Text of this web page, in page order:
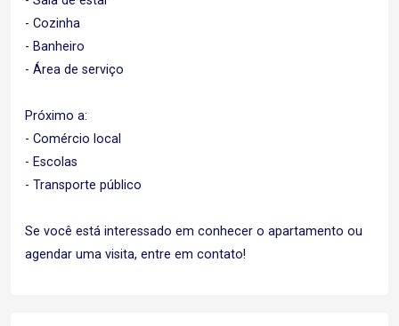
- Cozinha
- Banheiro
- Área de serviço
Próximo a:
- Comércio local
- Escolas
- Transporte público
Se você está interessado em conhecer o apartamento ou
agendar uma visita, entre em contato!